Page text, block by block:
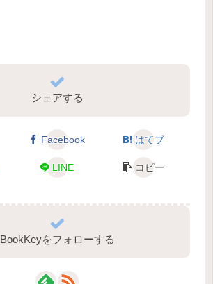
シェアする
Facebook はてブ
LINE コピー
BookKeyをフォローする